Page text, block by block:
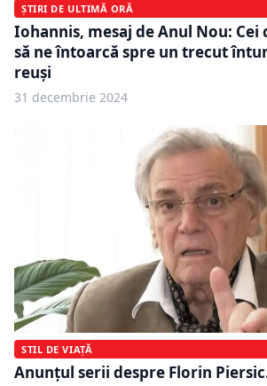
ȘTIRI DE ULTIMĂ ORĂ
Iohannis, mesaj de Anul Nou: Cei
să ne întoarcă spre un trecut
reuşi
31 decembrie 2024
STIL DE VIAȚĂ
Anunțul serii despre Florin